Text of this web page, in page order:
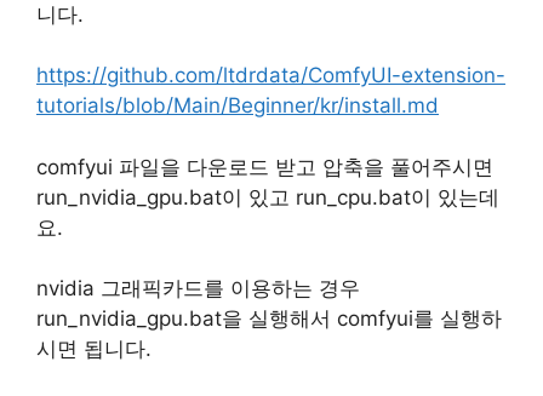
니다.
https://github.com/ltdrdata/ComfyUI-extension-
tutorials/blob/Main/Beginner/kr/install.md
comfyui 파일을 다운로드 받고 압축을 풀어주시면
run_nvidia_gpu.bat이 있고 run_cpu.bat이 있는데
요.
nvidia 그래픽카드를 이용하는 경우
run_nvidia_gpu.bat을 실행해서 comfyui를 실행하
시면 됩니다.